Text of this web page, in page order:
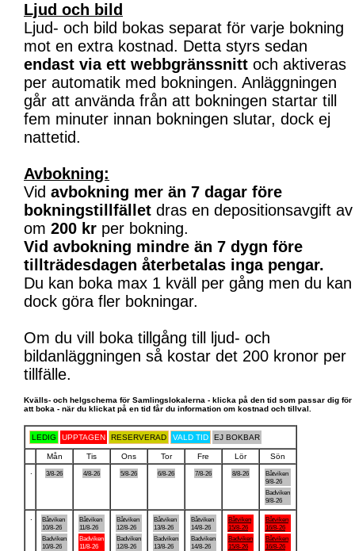
Ljud och bild
Ljud- och bild bokas separat för varje bokning
mot en extra kostnad. Detta styrs sedan
endast via ett webbgränssnitt och aktiveras
per automatik med bokningen. Anläggningen
går att använda från att bokningen startar till
fem minuter innan bokningen slutar, dock ej
nattetid.
Avbokning:
Vid avbokning mer än 7 dagar före
bokningstillfället dras en depositionsavgift av
om 200 kr per bokning.
Vid avbokning mindre än 7 dygn före
tillträdesdagen återbetalas inga pengar.
Du kan boka max 1 kväll per gång men du kan
dock göra fler bokningar.
Om du vill boka tillgång till ljud- och
bildanläggningen så kostar det 200 kronor per
tillfälle.
Kvälls- och helgschema för Samlingslokalerna - klicka på den tid som passar dig för
att boka - när du klickat på en tid får du information om kostnad och tillval.
LEDIG UPPTAGEN RESERVERAD VALD TID EJ BOKBAR
Mån Tis Ons Tor Fre Lör
Sön
3/8-26 4/8-26 5/8-26 6/8-26 7/8-26 8/8-26
Båtviken
9/8-26
Badviken
9/8-26
Båtviken
10/8-26
Badviken
10/8-26
Båtviken
11/8-26
Badviken
11/8-26
Båtviken
12/8-26
Badviken
12/8-26
Båtviken
13/8-26
Badviken
13/8-26
Båtviken
14/8-26
Badviken
14/8-26
Båtviken
15/8-26
Badviken
15/8-26
Båtviken
16/8-26
Båtviken
16/8-26